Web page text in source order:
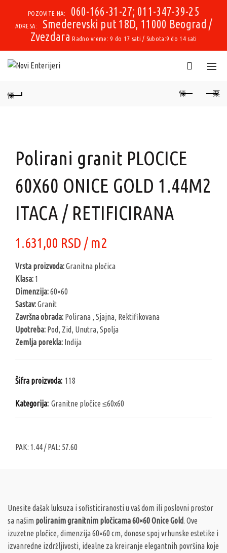
POZOVITE NA: 060-166-31-27; 011-347-39-25
ADRESA:
Smederevski put 18D, 11000 Beograd /
Zvezdara Radno vreme: 9 do 17 sati / Subota:9 do 14 sati
Polirani granit PLOCICE
60X60 ONICE GOLD 1.44M2
ITACA / RETIFICIRANA
1.631,00 RSD / m2
Vrsta proizvoda:Granitna pločica
Klasa: 1
Dimenzija:60×60
Sastav:Granit
Završna obrada: Polirana , Sjajna, Rektifikovana
Upotreba: Pod, Zid, Unutra, Spolja
Zemlja porekla: Indija
Šifra proizvoda: 118
Kategorija: Granitne pločice ≤60x60
PAK: 1.44/ PAL: 57.60
Unesite dašak luksuza i sofisticiranosti u vaš dom ili poslovni prostor
sa našim poliranim granitnim pločicama 60×60 Onice Gold. Ove
izuzetne pločice, dimenzija 60×60 cm, donose spoj vrhunske estetike i
izvanredne izdržljivosti, idealne za kreiranje elegantnih površina koje